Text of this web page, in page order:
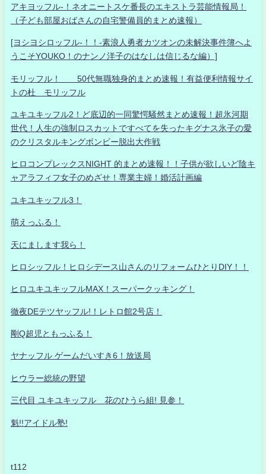
アキヨッフル-！ネオニートスケ番長のエキストラ芸能情報局！
（子ども部屋おばさんの自宅警備員的まとめ速報）
[ヨシヨシロッフル-！！-素浪人勇者カツオンの未解決事件簿へよ
うこそYOUKO！のナンノ洋子のはなしは信じるな編）]
モリッフル！ 50代無職独身的まとめ速報！有益便利情報サイ
トの杜 モリッフル
ユキユキッフル2！ど底辺的一同驚愕騒然まとめ速報！超氷河期
世代！人生の強制ロスカットですべてを失ったキグナス氷子の愛
のクリスタルキングボンビー脱出大作戦
ヒロコンプレックスNIGHT 的まとめ速報！！子供が欲しいど陰キ
ャアラフィフ女子のめざせ！専業主婦！婚活計画編
ユキユキッフル3！
萌えっふる！
天にまします我ら！
ヒロシッフル！ヒロシデース山さんのリフォームひとりDIY！！
ヒロユキユキッフルMAX！スーパークッキング！
徹夜DEテツヤッフル!！レトロ館2号店！
剛Q超児ともっふる！
ヤナッフル ゲームだいすき6！放送局
ヒウラー総統の野望
三代目 ユキユキッフル 花のひうら組! 見参！
魁!!アイドル塾!
t112